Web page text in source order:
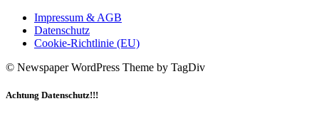
Impressum & AGB
Datenschutz
Cookie-Richtlinie (EU)
© Newspaper WordPress Theme by TagDiv
Achtung Datenschutz!!!